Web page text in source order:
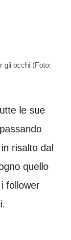
gli occhi (Foto:
le sue
risalto dal
quello
follower